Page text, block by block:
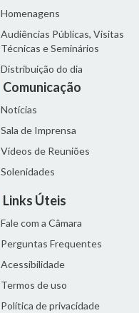
Homenagens
Audiências Públicas, Visitas
Técnicas e Seminários
Distribuição do dia
Comunicação
Notícias
Sala de Imprensa
Vídeos de Reuniões
Solenidades
Links Úteis
Fale com a Câmara
Perguntas Frequentes
Acessibilidade
Termos de uso
Política de privacidade